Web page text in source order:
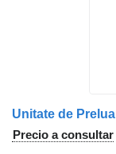
Precio a consultar